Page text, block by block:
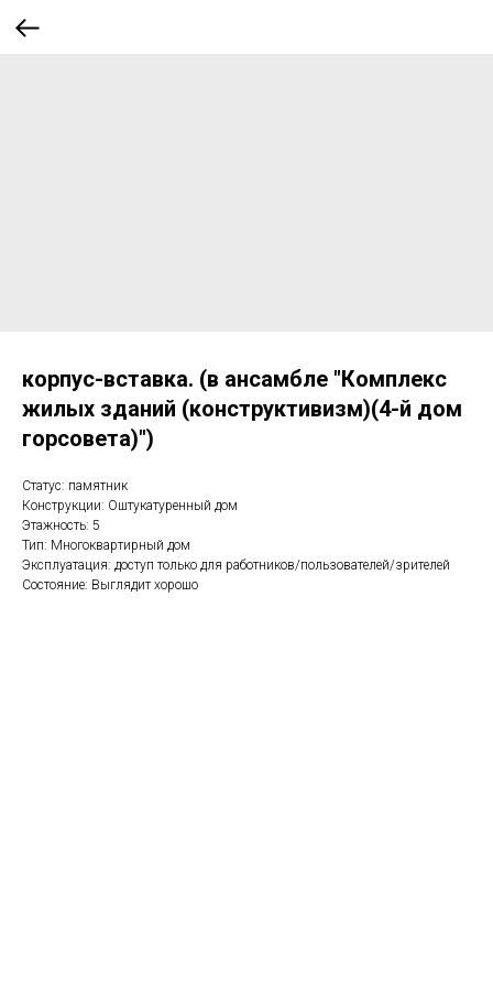
корпус-вставка. (в ансамбле "Комплекс
жилых зданий (конструктивизм)(4-й дом
горсовета)")
Статус: памятник
Конструкции: Оштукатуренный дом
Этажность: 5
Тип: Многоквартирный дом
Эксплуатация: доступ только для работников/пользователей/зрителей
Состояние: Выглядит хорошо